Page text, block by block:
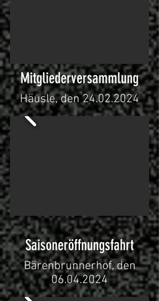
Mitgliederversammlung
Häusle, den24.02.2024
Saisoneröffnungsfahrt
Bärenbrunnerhof, den
06.04.2024